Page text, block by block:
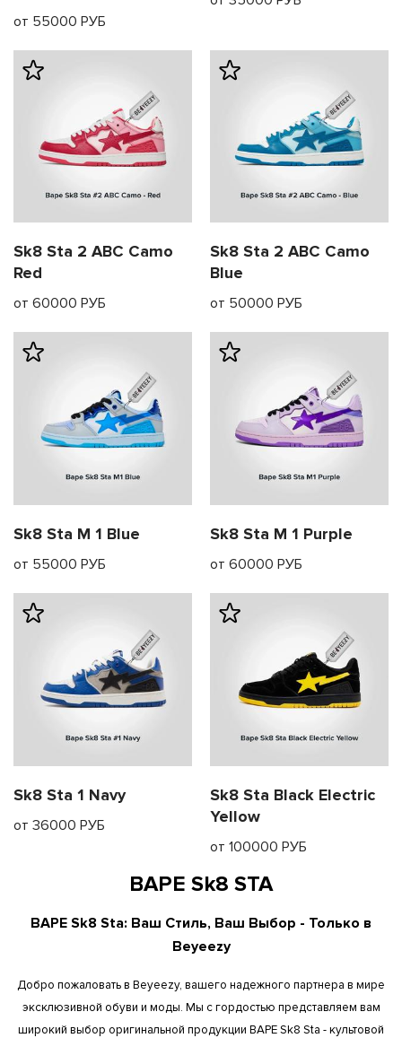
от 55000 РУБ
Sk8 Sta 2 ABC Camo
Red
от 60000 РУБ
Sk8 Sta 2 ABC Camo
Blue
от 50000 РУБ
Sk8 Sta M 1 Blue
от 55000 РУБ
Sk8 Sta M 1 Purple
от 60000 РУБ
Sk8 Sta 1 Navy
от 36000 РУБ
Sk8 Sta Black Electric
Yellow
от 100000 РУБ
BAPE Sk8 STA
BAPE Sk8 Sta: Ваш Стиль, Ваш Выбор - Только в
Beyeezy
Добро пожаловать в Beyeezy, вашего надежного партнера в мире
эксклюзивной обуви и моды. Мы с гордостью представляем вам
широкий выбор оригинальной продукции BAPE Sk8 Sta - культовой